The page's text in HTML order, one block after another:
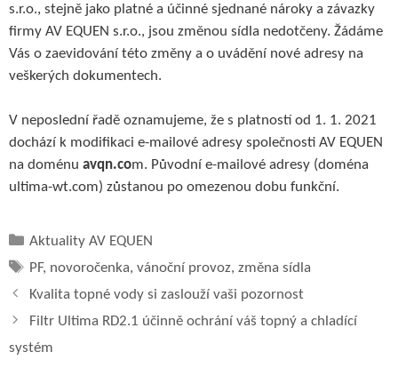
s.r.o., stejně jako platné a účinné sjednané nároky a závazky
firmy AV EQUEN s.r.o., jsou změnou sídla nedotčeny. Žádáme
Vás o zaevidování této změny a o uvádění nové adresy na
veškerých dokumentech.
V neposlední řadě oznamujeme, že s platností od 1. 1. 2021
dochází k modifikaci e-mailové adresy společnosti AV EQUEN
na doménu avqn.com. Původní e-mailové adresy (doména
ultima-wt.com) zůstanou po omezenou dobu funkční.
Rubriky
Aktuality AV EQUEN
Štítky
PF, novoročenka,vánoční provoz,změna sídla
Kvalita topné vody si zaslouží vaši pozornost
Filtr Ultima RD2.1 účinně ochrání váš topný a chladící
systém